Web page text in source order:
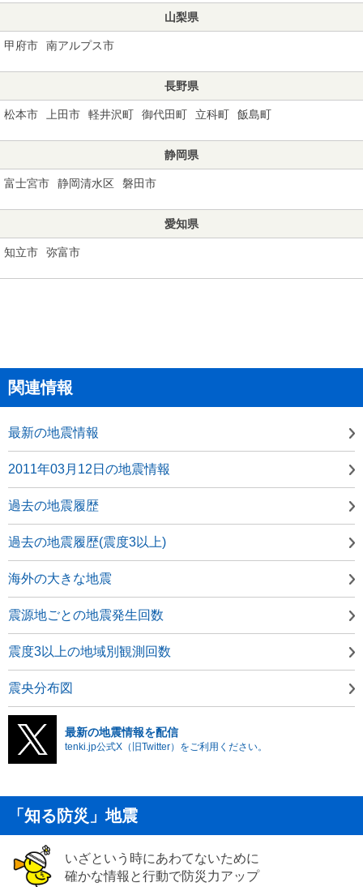
山梨県
甲府市 南アルプス市
長野県
松本市 上田市 軽井沢町 御代田町 立科町 飯島町
静岡県
富士宮市 静岡清水区 磐田市
愛知県
知立市 弥富市
関連情報
最新の地震情報
2011年03月12日の地震情報
過去の地震履歴
過去の地震履歴(震度3以上)
海外の大きな地震
震源地ごとの地震発生回数
震度3以上の地域別観測回数
震央分布図
最新の地震情報を配信
tenki.jp公式X（旧Twitter）をご利用ください。
「知る防災」地震
いざという時にあわてないために
確かな情報と行動で防災力アップ